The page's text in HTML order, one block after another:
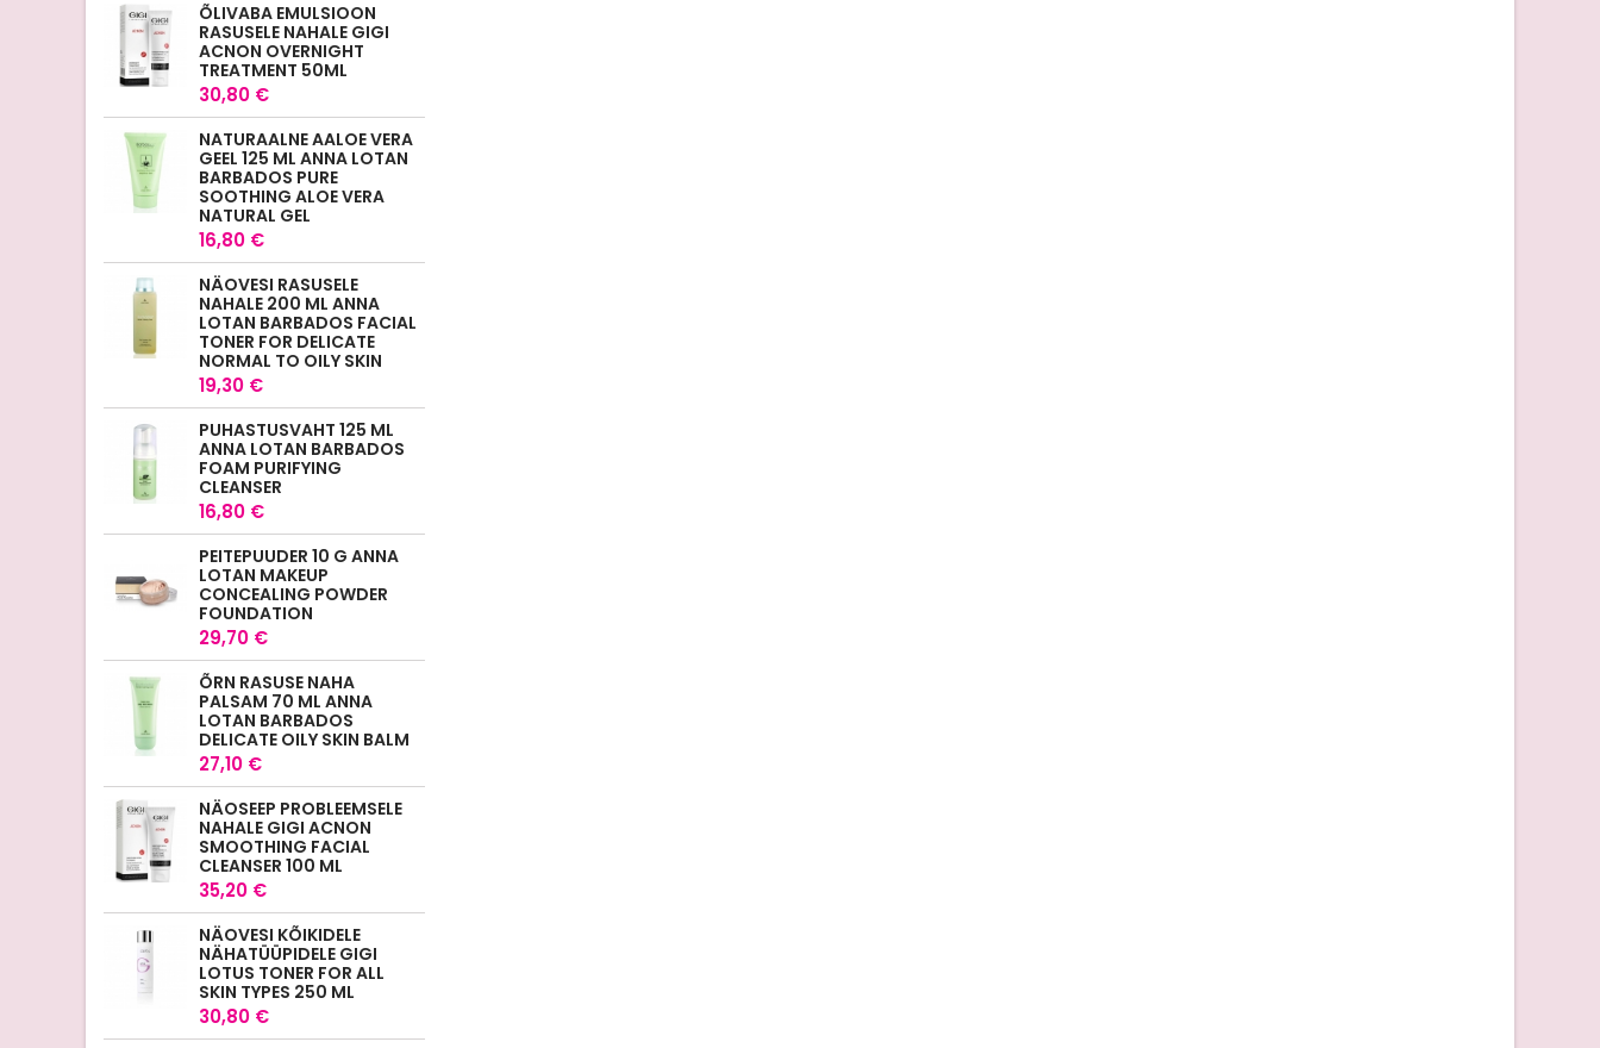
ÕLIVABA EMULSIOON
RASUSELE NAHALE GIGI
ACNON OVERNIGHT
TREATMENT 50ML
30,80 €
NATURAALNE AALOE VERA
GEEL 125 ML ANNA LOTAN
BARBADOS PURE
SOOTHING ALOE VERA
NATURAL GEL
16,80 €
NÄOVESI RASUSELE
NAHALE 200 ML ANNA
LOTAN BARBADOS FACIAL
TONER FOR DELICATE
NORMAL TO OILY SKIN
19,30 €
PUHASTUSVAHT 125 ML
ANNA LOTAN BARBADOS
FOAM PURIFYING
CLEANSER
16,80 €
PEITEPUUDER 10 G ANNA
LOTAN MAKEUP
CONCEALING POWDER
FOUNDATION
29,70 €
ÕRN RASUSE NAHA
PALSAM 70 ML ANNA
LOTAN BARBADOS
DELICATE OILY SKIN BALM
27,10 €
NÄOSEEP PROBLEEMSELE
NAHALE GIGI ACNON
SMOOTHING FACIAL
CLEANSER 100 ML
35,20 €
NÄOVESI KÕIKIDELE
NÄHATÜÜPIDELE GIGI
LOTUS TONER FOR ALL
SKIN TYPES 250 ML
30,80 €